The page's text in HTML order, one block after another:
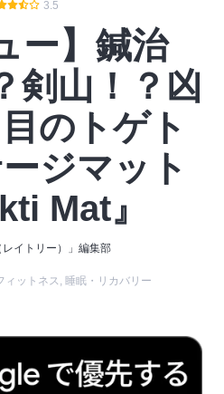
3.5
ー】鍼治
剣山！？凶
のトゲト
ジマット
Mat』
レイトリー）」編集部
ィットネス , 睡眠・リカバリー